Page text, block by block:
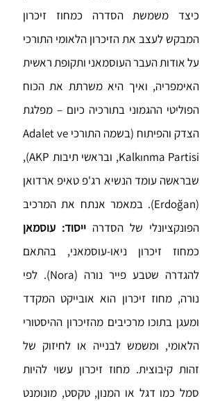
כיצד משמשת הסדרה כמחוז זיכרון
המבקש לעצב את הזיכרון הלאומי התורכי
על אודות העבר העוסמאני ותקופת ראשית
האימפריה, ואיך היא משרתת את הכוח
הפוליטי ההגמוני בתורכיה כיום – מפלגת
הצדק והפיתוח (בשמה התורכי Adalet ve
Kalkınma Partisi, ובראשי תיבות AKP),
שבראשה עומד הנשיא רג'פ טאיפ ארדואן
(Erdoğan). במאמר אנתח את המרכיב
הפונקציונלי של הסדרה ייסוד: עוסמאן
כמחוז זיכרון ניאו-עוסמאני, בהתאם
להגדרה שטבע פייר נורה (Nora). לפי
נורה, מחוז זיכרון הוא אובייקט המקדד
ומעגן בתוכו מרכיבים מהזיכרון ההיסטורי
הלאומי, ומשמש לבנייה או לחיזוק של
זהות קיבוצית. מחוז זיכרון עשוי להיות
סמל כמו דגל או המנון, טקסט, מונומנט